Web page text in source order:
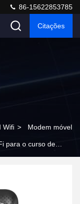
86-15622853785
Citações
Wifi > Modem móvel
para o curso de